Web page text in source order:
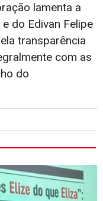
lamenta a
do Edivan Felipe
transparência
com as
do